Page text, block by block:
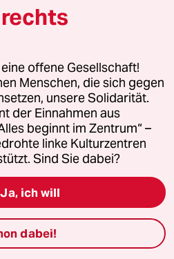
offene Gesellschaft!
Menschen, die sich gegen
unsere Solidarität.
der Einnahmen aus
beginnt im Zentrum“ –
linke Kulturzentren
Sind Sie dabei?
Ja, ich will
dabei!